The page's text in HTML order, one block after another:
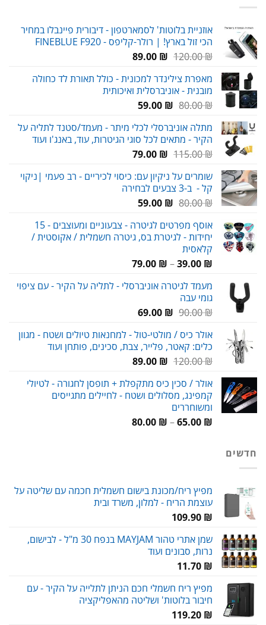
אוזניית בלוטות' לסמארטפון - דיבורית פיינבלו במחיר
הכי זול בארץ! | רולר-קליפס - FINEBLUE F920
120.00₪
המחיר
היה:
120.00 ₪.
89.00 ₪
המחיר
הוא:
89.00 ₪.
מאפרת צילינדר למכונית - כולל תאורת לד כחולה
מובנית - אוניברסלית ואיכותית
80.00₪
המחיר
היה:
80.00 ₪.
59.00 ₪
המחיר
הוא:
59.00 ₪.
מתלה אוניברסלי לכלי מיתר - מעמד/סטנד לתליה על
הקיר - מתאים לכל סוגי הגיטרות, עוד, באנג'ו ועוד
115.00₪
המחיר
היה:
115.00 ₪.
79.00 ₪
המחיר
הוא:
79.00 ₪.
שומרים על ניקיון עם: כיסוי לכיריים - רב פעמי |ניקוי
קל - ב-3 צבעים לבחירה
80.00₪
המחיר
היה:
80.00 ₪.
59.00 ₪
המחיר
הוא:
59.00 ₪.
אוסף מפרטים לגיטרה - צבעוניים ומעוצבים - 15
יחידות - לגיטרת בס, גיטרה חשמלית / אקוסטית /
קלאסית
39.00 ₪
–
79.00 ₪
טווח
מעמד לגיטרה אוניברסלי - לתליה על הקיר - עם ציפוי
גומי עבה
90.00₪
המחיר
היה:
90.00 ₪.
69.00 ₪
המחיר
הוא:
69.00 ₪.
אולר כיס / מולטי-טול - למחנאות טיולים ושטח - מגוון
כלים: קאטר, פלייר, צבת, סכינים, פותחן ועוד
120.00₪
המחיר
היה:
120.00 ₪.
89.00 ₪
המחיר
הוא:
89.00 ₪.
אולר / סכין כיס מתקפלת + תופסן לחגורה - לטיולי
קמפינג, מסלולים ושטח - לחיילים מתגייסים
ומשוחררים
65.00 ₪
–
80.00 ₪
טווח
חדשים
מפיץ ריח/מכונת בישום חשמלית חכמה עם שליטה על
עוצמת הריח - למלון, משרד ובית
109.90 ₪
שמן אתרי טהור MAYJAM בנפח 30 מ"ל - לבישום,
נרות, סבונים ועוד
11.70 ₪
מפיץ ריח חשמלי חכם הניתן לתלייה על הקיר - עם
חיבור בלוטות' ושליטה מהאפליקציה
119.20 ₪